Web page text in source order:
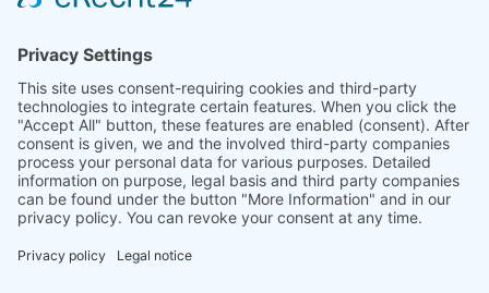
Linseis Thermal Analysis India Pvt Ltd.
Sector 23, Dwarka, 110077 New Delhi
+91-11-42883851
sales@linseis.in